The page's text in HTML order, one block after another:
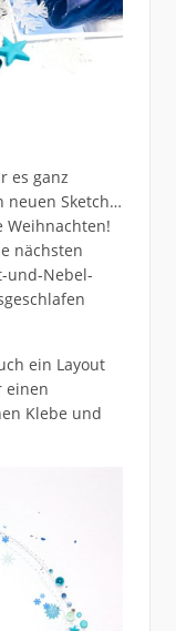
es ganz
neuen Sketch…
Weihnachten!
nächsten
und-Nebel-
ein Layout
einen
Klebe und